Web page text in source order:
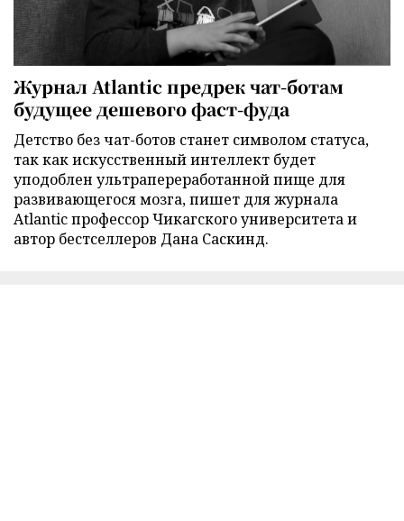
Журнал Atlantic предрек чат-ботам
будущее дешевого фаст-фуда
Детство без чат-ботов станет символом статуса,
так как искусственный интеллект будет
уподоблен ультрапереработанной пище для
развивающегося мозга, пишет для журнала
Atlantic профессор Чикагского университета и
автор бестселлеров Дана Саскинд.